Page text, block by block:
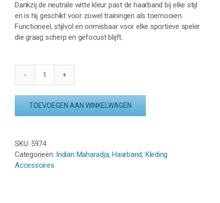
Dankzij de neutrale witte kleur past de haarband bij elke stijl
en is hij geschikt voor zowel trainingen als toernooien.
Functioneel, stijlvol en onmisbaar voor elke sportieve speler
die graag scherp en gefocust blijft.
INDIAN
HAARBAND
TOEVOEGEN AAN WINKELWAGEN
SKU: 5974
Categorieën: Indian Maharadja, Haarband, Kleding
Accessoires